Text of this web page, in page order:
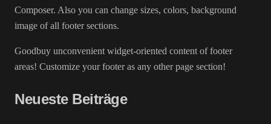
Composer. Also you can change sizes, colors, background
image of all footer sections.
Goodbuy unconvenient widget-oriented content of footer
areas! Customize your footer as any other page section!
Neueste Beiträge